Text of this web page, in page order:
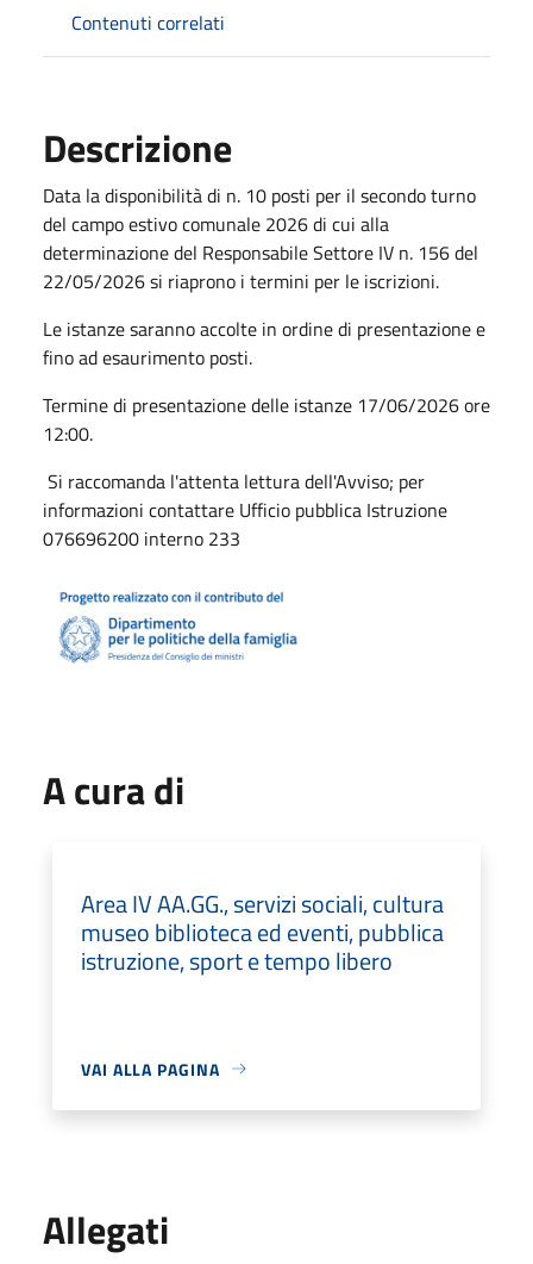
Contenuti correlati
Descrizione
Data la disponibilità di n. 10 posti per il secondo turno
del campo estivo comunale 2026 di cui alla
determinazione del Responsabile Settore IV n. 156 del
22/05/2026 si riaprono i termini per le iscrizioni.
Le istanze saranno accolte in ordine di presentazione e
fino ad esaurimento posti.
Termine di presentazione delle istanze 17/06/2026 ore
12:00.
Si raccomanda l'attenta lettura dell'Avviso; per
informazioni contattare Ufficio pubblica Istruzione
076696200 interno 233
A cura di
Area IV AA.GG., servizi sociali, cultura
museo biblioteca ed eventi, pubblica
istruzione, sport e tempo libero
VAI ALLA PAGINA
Allegati